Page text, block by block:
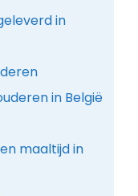
in
in België
maaltijd in